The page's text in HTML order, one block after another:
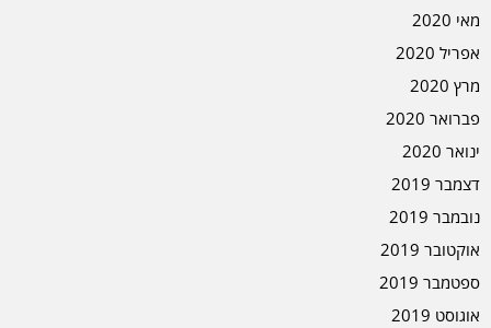
מאי 2020
אפריל 2020
מרץ 2020
פברואר 2020
ינואר 2020
דצמבר 2019
נובמבר 2019
אוקטובר 2019
ספטמבר 2019
אוגוסט 2019